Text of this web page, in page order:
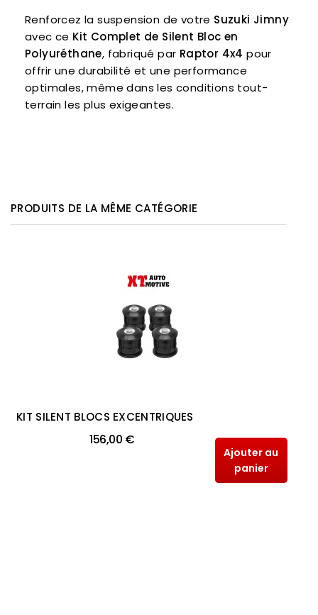
Renforcez la suspension de votre Suzuki Jimny
avec ce Kit Complet de Silent Bloc en
Polyuréthane, fabriqué par Raptor 4x4 pour
offrir une durabilité et une performance
optimales, même dans les conditions tout-
terrain les plus exigeantes.
PRODUITS DE LA MÊME CATÉGORIE
KIT SILENT BLOCS EXCENTRIQUES
156,00 €
Ajouter au
panier